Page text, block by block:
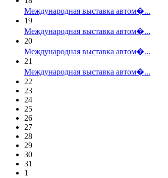
Международная выставка автом�...
19
Международная выставка автом�...
20
Международная выставка автом�...
21
Международная выставка автом�...
22
23
24
25
26
27
28
29
30
31
1